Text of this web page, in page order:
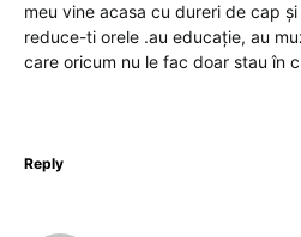
meu vine acasa cu dureri de cap
reduce-ti orele .au educație, au
care oricum nu le fac doar stau în
Reply